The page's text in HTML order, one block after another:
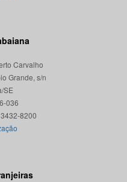
Carvalho
Grande, s/n
SE
036